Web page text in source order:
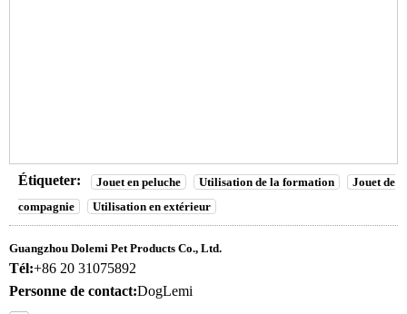
Étiqueter: Jouet en peluche Utilisation de la formation
Jouet de
compagnie
Utilisation en extérieur
Guangzhou Dolemi Pet Products Co., Ltd.
Tél:+86 20 31075892
Personne de contact:DogLemi